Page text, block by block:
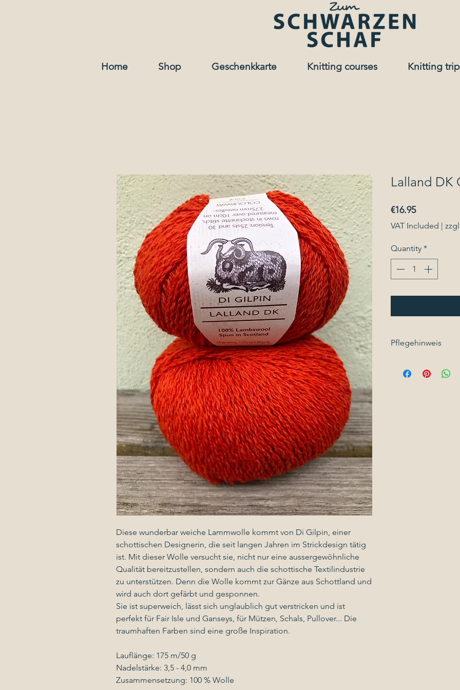
Home Shop Geschenkkarte Knitting courses Knitting trip
Diese wunderbar weiche Lammwolle kommt von Di Gilpin, einer
schottischen Designerin, die seit langen Jahren im Strickdesign tätig
ist. Mit dieser Wolle versucht sie, nicht nur eine aussergewöhnliche
Qualität bereitzustellen, sondern auch die schottische Textilindustrie
zu unterstützen. Denn die Wolle kommt zur Gänze aus Schottland und
wird auch dort gefärbt und gesponnen.
Sie ist superweich, lässt sich unglaublich gut verstricken und ist
perfekt für Fair Isle und Ganseys, für Mützen, Schals, Pullover... Die
traumhaften Farben sind eine große Inspiration.
Lauflänge: 175 m/50 g
Nadelstärke: 3,5 - 4,0 mm
Zusammensetzung: 100 % Wolle
Lalland DK
€16.95Price
VAT Included |
Quantity *
Pflegehinweis